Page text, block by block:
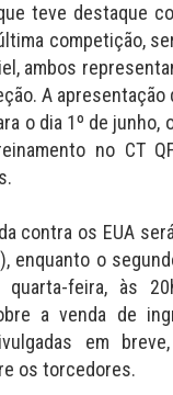
teve destaque
competição,
ambos
A
o dia 1º de junho,
no CT
contra os EUA
enquanto o
quarta-feira, às
a venda de
em
os torcedores.